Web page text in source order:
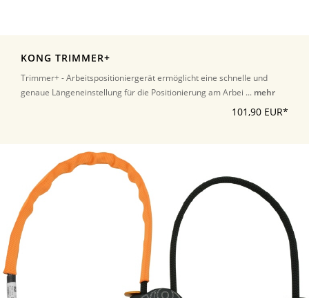
KONG TRIMMER+
Trimmer+ - Arbeitspositioniergerät ermöglicht eine schnelle und
genaue Längeneinstellung für die Positionierung am Arbei ... mehr
101,90 EUR*